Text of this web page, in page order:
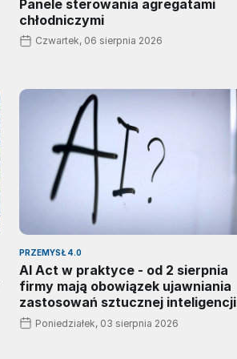
Panele sterowania agregatami
chłodniczymi
Czwartek, 06 sierpnia 2026
PRZEMYSŁ 4.0
AI Act w praktyce - od 2 sierpnia
firmy mają obowiązek ujawniania
zastosowań sztucznej inteligencji
Poniedziałek, 03 sierpnia 2026